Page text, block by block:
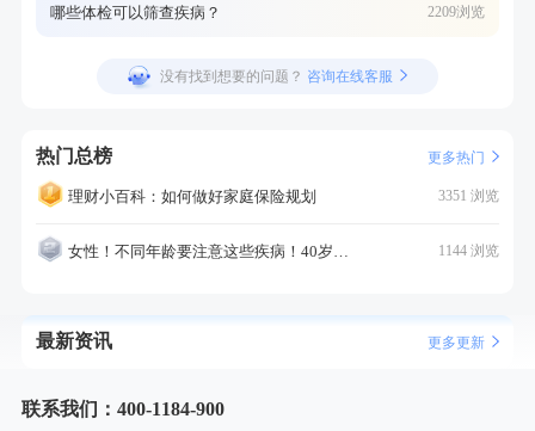
哪些体检可以筛查疾病？ 2209浏览
没有找到想要的问题？ 咨询在线客服
热门总榜 更多热门
理财小百科：如何做好家庭保险规划 3351 浏览
女性！不同年龄要注意这些疾病！40岁的这个疾病最需要注意！ 1144 浏览
最新资讯 更多更新
联系我们：400-1184-900